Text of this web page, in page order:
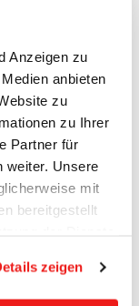
Anzeigen zu
anbieten
zu
zu Ihrer
Partner für
weiter. Unsere
mit
bereitgestellt
zeigen
–
gilt für